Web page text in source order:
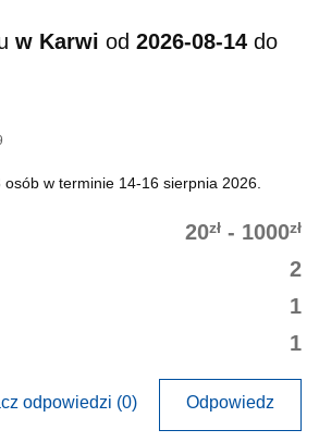
w Karwi od 2026-08-14 do
w terminie 14-16 sierpnia 2026.
20zł - 1000zł
2
1
1
odpowiedzi (0) Odpowiedz